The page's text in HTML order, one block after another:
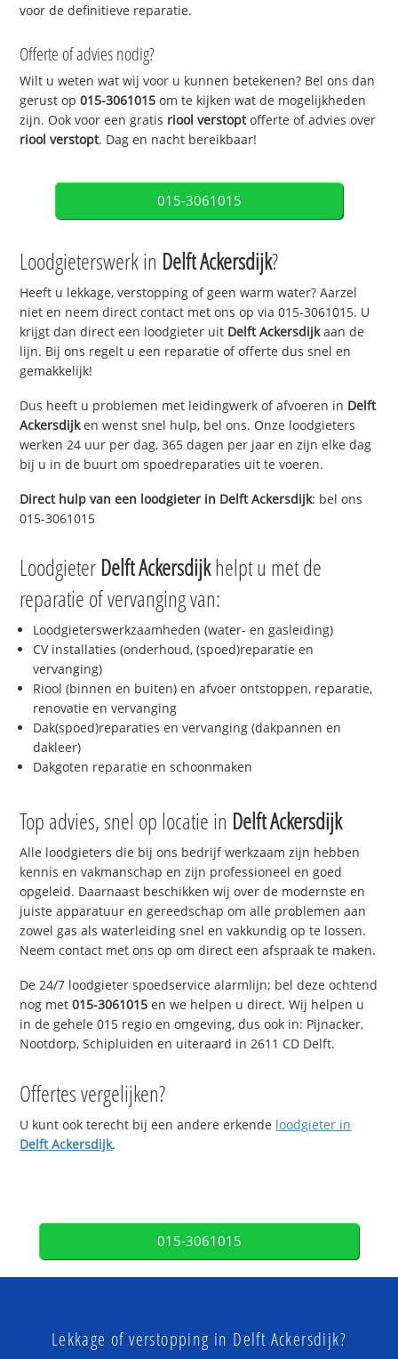
voor de definitieve reparatie.
Offerte of advies nodig?
Wilt u weten wat wij voor u kunnen betekenen? Bel ons dan
gerust op015-3061015 om te kijken wat de mogelijkheden
zijn. Ook voor een gratis riool verstoptofferte of advies over
riool verstopt. Dag en nacht bereikbaar!
015-3061015
Loodgieterswerk in Delft Ackersdijk?
Heeft u lekkage, verstopping of geen warm water? Aarzel
niet en neem direct contact met ons op via 015-3061015. U
krijgt dan direct een loodgieter uit Delft Ackersdijkaan de
lijn. Bij ons regelt u een reparatie of offerte dus snel en
gemakkelijk!
Dus heeft u problemen met leidingwerk of afvoeren in Delft
Ackersdijken wenst snel hulp, bel ons. Onze loodgieters
werken 24 uur per dag, 365 dagen per jaar en zijn elke dag
bij u in de buurt om spoedreparaties uit te voeren.
Direct hulp van een loodgieter in Delft Ackersdijk: bel ons
015-3061015
Loodgieter Delft Ackersdijkhelpt u met de
reparatie of vervanging van:
Loodgieterswerkzaamheden (water- en gasleiding)
CV installaties (onderhoud, (spoed)reparatie en
vervanging)
Riool (binnen en buiten) en afvoer ontstoppen, reparatie,
renovatie en vervanging
Dak(spoed)reparaties en vervanging (dakpannen en
dakleer)
Dakgoten reparatie en schoonmaken
Top advies, snel op locatie in Delft Ackersdijk
Alle loodgieters die bij ons bedrijf werkzaam zijn hebben
kennis en vakmanschap en zijn professioneel en goed
opgeleid. Daarnaast beschikken wij over de modernste en
juiste apparatuur en gereedschap om alle problemen aan
zowel gas als waterleiding snel en vakkundig op te lossen.
Neem contact met ons op om direct een afspraak te maken.
De 24/7 loodgieter spoedservice alarmlijn; bel deze ochtend
nog met015-3061015 en we helpen u direct. Wij helpen u
in de gehele 015 regio en omgeving, dus ook in: Pijnacker,
Nootdorp, Schipluiden en uiteraard in 2611 CD Delft.
Offertes vergelijken?
U kunt ook terecht bij een andere erkende loodgieter in
Delft Ackersdijk.
015-3061015
Lekkage of verstopping in Delft Ackersdijk?